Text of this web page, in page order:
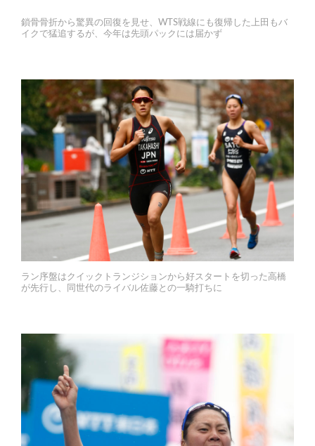
鎖骨骨折から驚異の回復を見せ、WTS戦線にも復帰した上田もバ
イクで猛追するが、今年は先頭パックには届かず
ラン序盤はクイックトランジションから好スタートを切った高橋
が先行し、同世代のライバル佐藤との一騎打ちに